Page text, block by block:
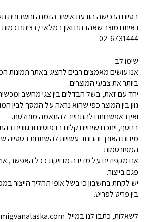
בסיום הרכישה הודעת אישור הזמנה וחשבונית
ראיתם מוצר שאהבתם ואין במלאי / רציתם כמות
02-6731444
שימו לב:
אנו עושים מאמצים רבים להציג באתר תמונות
ביותר את צבעי המוצרים.
יחד עם זאת, בשל הבדלים בין צגי מחשב
גוון בין המוצר כפי שהוא נראה על המסך לבין
ואין באפשרותנו להתחייב להתאמה מוחלטת.
בנוסף, ייתכנו שינויים קלים בדפוסים ובגוונים
המפורסמות.
אנו מקפידים על מדידה מדויקת ככל האפשר,
פגם בייצור.
יש לקחת בחשבון כי בשל אופי תהליך הייצור
בין פריט לפריט.
לשאלות, כתבו לנו במייל: info@migvanalaska.com